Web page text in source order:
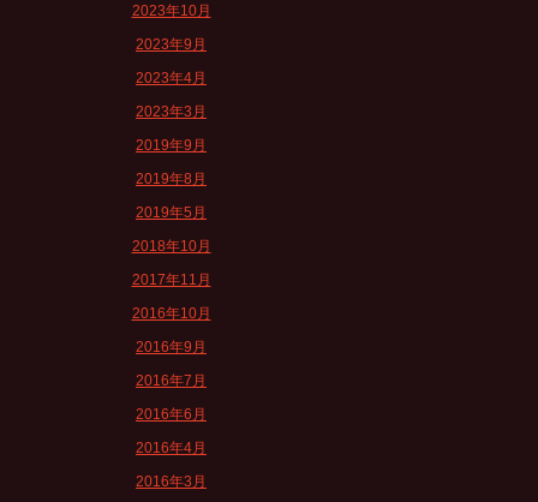
2023年10月
2023年9月
2023年4月
2023年3月
2019年9月
2019年8月
2019年5月
2018年10月
2017年11月
2016年10月
2016年9月
2016年7月
2016年6月
2016年4月
2016年3月